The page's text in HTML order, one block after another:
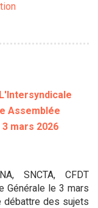
Assemblée
mars 2026
SNCTA, CFDT
Générale le 3 mars
débattre des sujets